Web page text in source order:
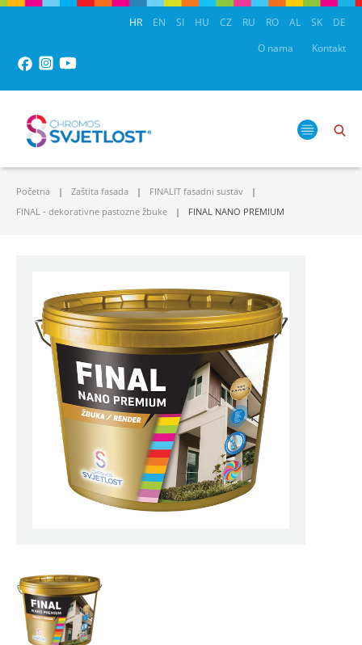
HR EN SI HU CZ RU RO AL SK
DE
O nama
Kontakt
Početna Zaštita fasada
FINALIT fasadni sustav
FINAL - dekorativne pastozne žbuke
FINAL NANO PREMIUM